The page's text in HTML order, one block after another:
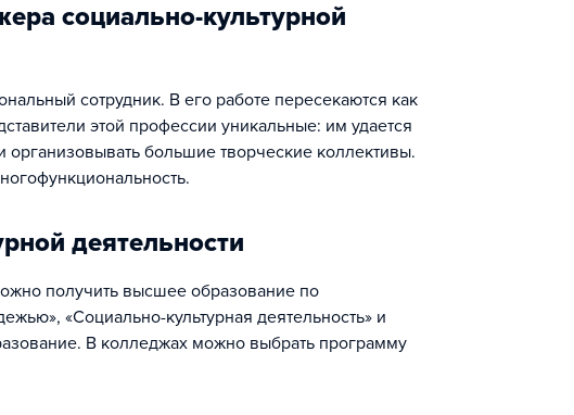
социально-культурной
сотрудник. В его работе пересекаются как
этой профессии уникальные: им удается
организовывать большие творческие коллективы.
деятельности
получить высшее образование по
«Социально-культурная деятельность» и
В колледжах можно выбрать программу